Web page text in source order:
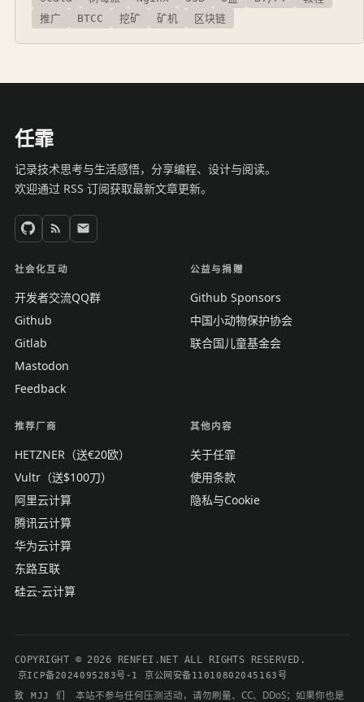
推广
BTCC 挖矿 矿机 区块链
任霏
记录技术思考与生活感悟，分享编程、设计与阅读。
欢迎通过 RSS 订阅获取最新文章更新。
社会化互动
开发者交流QQ群
Github
Gitlab
Mastodon
Feedback
公益与捐赠
Github Sponsors
中国小动物保护协会
联合国儿童基金会
推荐厂商
HETZNER（送€20欧）
Vultr（送$100刀）
阿里云计算
腾讯云计算
华为云计算
东路互联
硅云-云计算
其他内容
关于任霏
使用条款
隐私与Cookie
COPYRIGHT © 2026 RENFEI.NET ALL RIGHTS RESERVED.
京ICP备2024095283号-1
京公网安备11010802045163号
致 MJJ 们
本站不参与任何压测活动，请勿刷量、CC、DDoS；如果你也是